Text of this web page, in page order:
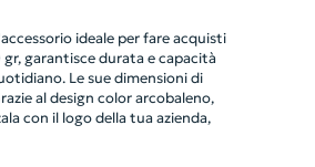
ideale per fare acquisti
garantisce durata e capacità
Le sue dimensioni di
al design color arcobaleno,
con il logo della tua azienda,